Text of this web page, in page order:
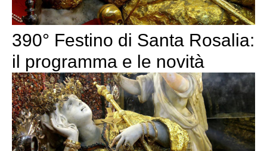
390° Festino di Santa Rosalia:
il programma e le novità